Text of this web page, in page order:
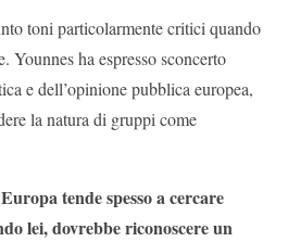
toni particolarmente critici quando
Younnes ha espresso sconcerto
e dell’opinione pubblica europea,
la natura di gruppi come
tende spesso a cercare
lei, dovrebbe riconoscere un